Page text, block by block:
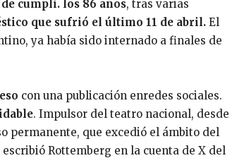
cumpli. los 86 años, tras varias
que sufrió el último 11 de abril. El
ya había sido internado a finales de
con una publicación enredes sociales.
. Impulsor del teatro nacional, desde
permanente, que excedió el ámbito del
Rottemberg en la cuenta de X del